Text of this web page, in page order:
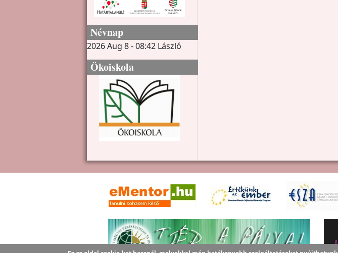
Névnap
2026 Aug 8 - 08:42 László
Ökoiskola